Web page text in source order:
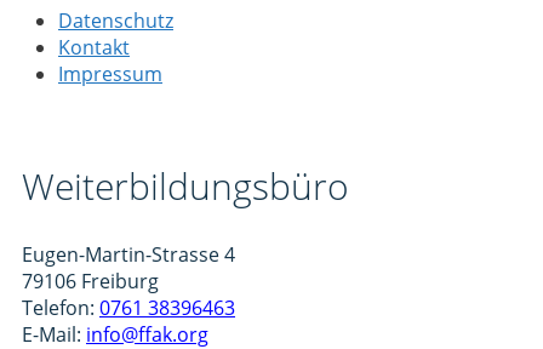
Datenschutz
Kontakt
Impressum
Weiterbildungsbüro
Eugen-Martin-Strasse 4
79106 Freiburg
Telefon: 0761 38396463
E-Mail: info@ffak.org